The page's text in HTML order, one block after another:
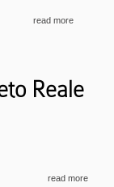
read more
Reale
read more